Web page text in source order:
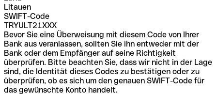
Litauen
SWIFT-Code
TRYULT21XXX
Bevor Sie eine Überweisung mit diesem Code von Ihrer
Bank aus veranlassen, sollten Sie ihn entweder mit der
Bank oder dem Empfänger auf seine Richtigkeit
überprüfen. Bitte beachten Sie, dass wir nicht in der Lage
sind, die Identität dieses Codes zu bestätigen oder zu
überprüfen, ob es sich um den genauen SWIFT-Code für
das gewünschte Konto handelt.